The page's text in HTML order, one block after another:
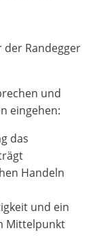
der Randegger
und
eingehen:
das
Handeln
und ein
Mittelpunkt